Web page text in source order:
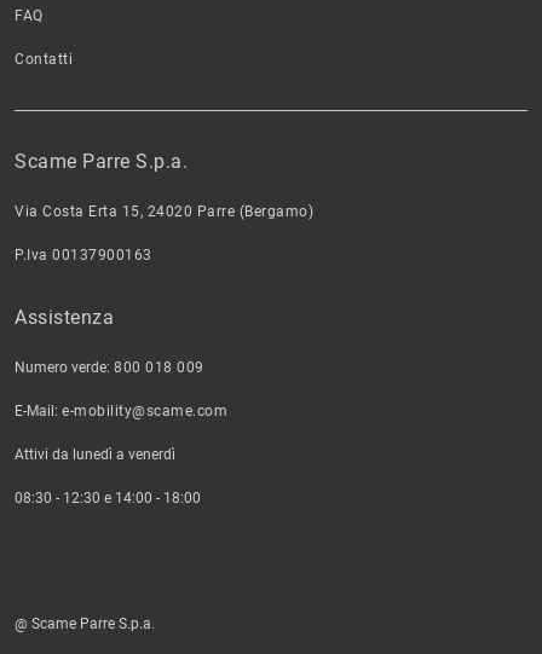
Scame Parre S.p.a.
Via Costa Erta 15, 24020 Parre (Bergamo)
P.Iva 00137900163
Assistenza
Numero verde: 800 018 009
E-Mail: e-mobility@scame.com
Attivi da lunedì a venerdì
08:30 - 12:30 e 14:00 - 18:00
FAQ
Contatti
@ Scame Parre S.p.a.